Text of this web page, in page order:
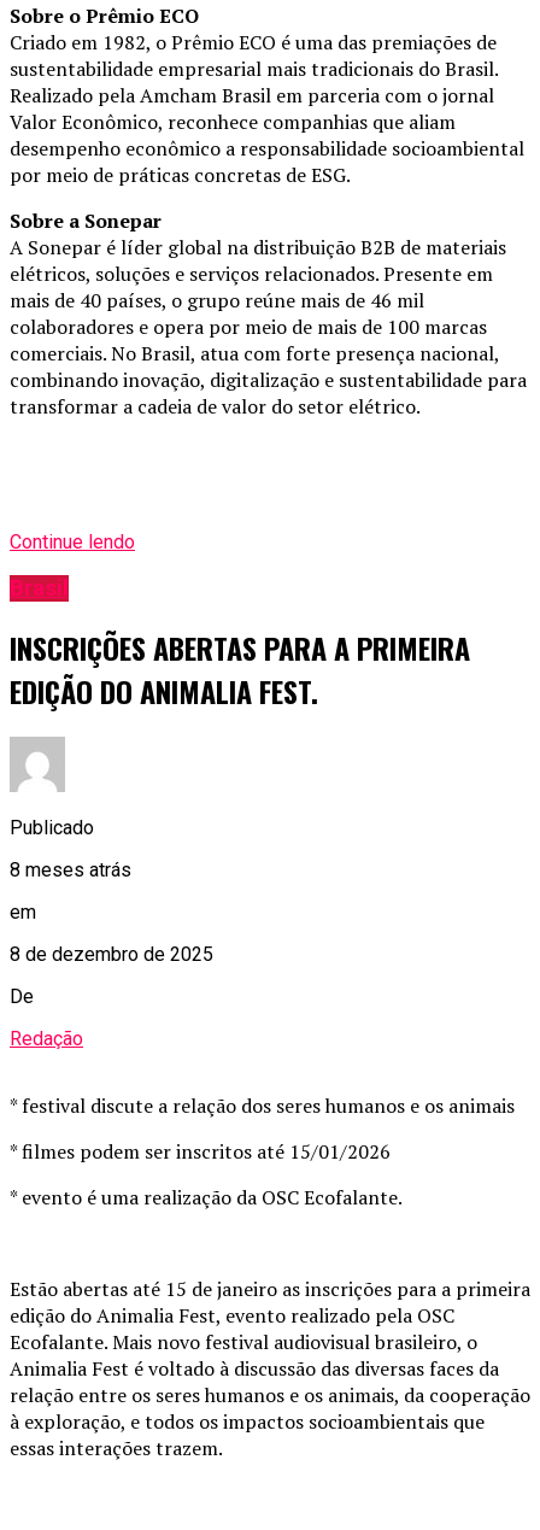
Sobre o Prêmio ECO
Criado em 1982, o Prêmio ECO é uma das premiações de
sustentabilidade empresarial mais tradicionais do Brasil.
Realizado pela Amcham Brasil em parceria com o jornal
Valor Econômico, reconhece companhias que aliam
desempenho econômico a responsabilidade socioambiental
por meio de práticas concretas de ESG.
Sobre a Sonepar
A Sonepar é líder global na distribuição B2B de materiais
elétricos, soluções e serviços relacionados. Presente em
mais de 40 países, o grupo reúne mais de 46 mil
colaboradores e opera por meio de mais de 100 marcas
comerciais. No Brasil, atua com forte presença nacional,
combinando inovação, digitalização e sustentabilidade para
transformar a cadeia de valor do setor elétrico.
Continue lendo
Brasil
INSCRIÇÕES ABERTAS PARA A PRIMEIRA
EDIÇÃO DO ANIMALIA FEST.
Publicado
8 meses atrás
em
8 de dezembro de 2025
De
Redação
* festival discute a relação dos seres humanos e os animais
* filmes podem ser inscritos até 15/01/2026
* evento é uma realização da OSC Ecofalante.
Estão abertas até 15 de janeiro as inscrições para a primeira
edição do Animalia Fest, evento realizado pela OSC
Ecofalante. Mais novo festival audiovisual brasileiro, o
Animalia Fest é voltado à discussão das diversas faces da
relação entre os seres humanos e os animais, da cooperação
à exploração, e todos os impactos socioambientais que
essas interações trazem.